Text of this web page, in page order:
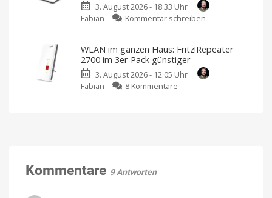
noch
anderer
Ladegeräte
für
Welt
Inklusive
austauschbarer
Netzstecker
3. August 2026 - 18:33 Uhr
Fabian
Kommentar schreiben
Neuer
Router
WLAN im ganzen Haus: Fritz!Repeater
2700 im 3er-Pack günstiger
3. August 2026 - 12:05 Uhr
Fabian
8 Kommentare
Kommentare 9 Antworten